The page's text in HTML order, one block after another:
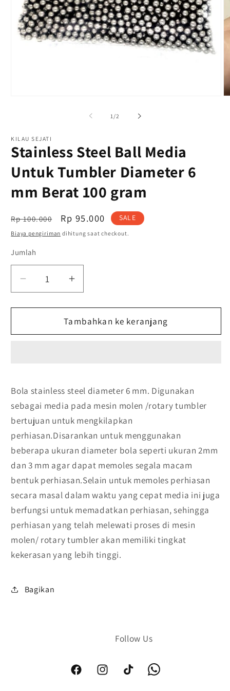
1 /dari
2
KILAU SEJATI
Stainless Steel Ball Media
Untuk Tumbler Diameter 6
mm Berat 100 gram
Harga
reguler
Rp 100.000
OFFER
PRICE
Rp 95.000 SALE
Biaya pengiriman dihitung saat checkout.
Jumlah
Kurangi
jumlah
untuk
Stainless
Steel
Diameter
6
mm
Berat
100
gram
Tambah
jumlah
untuk
Stainless
Steel
Diameter
6
mm
Berat
100
gram
Tambahkan ke keranjang
Bola stainless steel diameter 6 mm. Digunakan
sebagai media pada mesin molen /rotary tumbler
bertujuan untuk mengkilapkan
perhiasan.Disarankan untuk menggunakan
beberapa ukuran diameter bola seperti ukuran 2mm
dan 3 mm agar dapat memoles segala macam
bentuk perhiasan.Selain untuk memoles perhiasan
secara masal dalam waktu yang cepat media ini juga
berfungsi untuk memadatkan perhiasan, sehingga
perhiasan yang telah melewati proses di mesin
molen/ rotary tumbler akan memiliki tingkat
kekerasan yang lebih tinggi.
Bagikan
FacebookInstagramTikTok